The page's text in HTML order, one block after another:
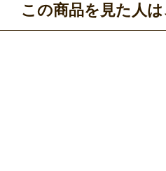
この商品を見た人